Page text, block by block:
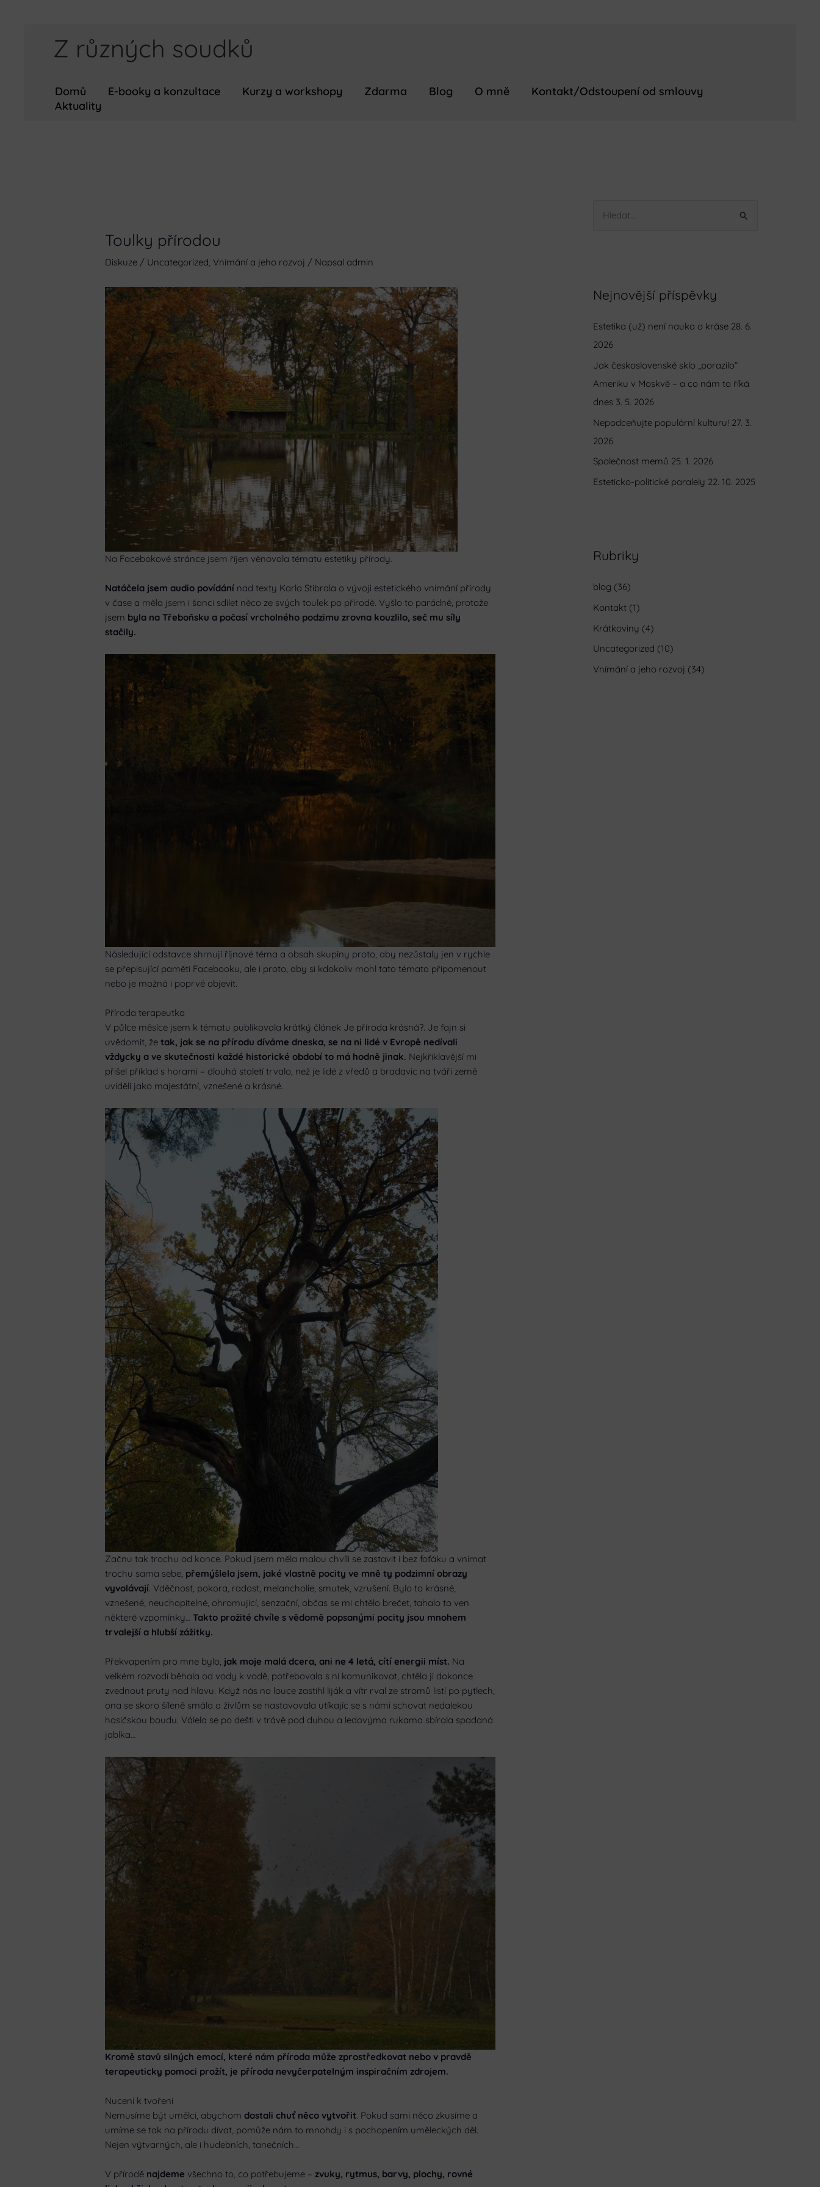
Z různých soudků
Domů E-booky a konzultace Kurzy a workshopy Zdarma Blog O mně
Kontakt/Odstoupení od smlouvy
Aktuality
Toulky přírodou
Diskuze / Uncategorized, Vnímání a jeho rozvoj / Napsal admin
Na Facebokové stránce jsem říjen věnovala tématu estetiky přírody.
Natáčela jsem audio povídání nad texty Karla Stibrala o vývoji estetického vnímání přírody
v čase a měla jsem i šanci sdílet něco ze svých toulek po přírodě. Vyšlo to parádně, protože
jsem byla na Třeboňsku a počasí vrcholného podzimu zrovna kouzlilo, seč mu síly
stačily.
Následující odstavce shrnují říjnové téma a obsah skupiny proto, aby nezůstaly jen v rychle
se přepisující paměti Facebooku, ale i proto, aby si kdokoliv mohl tato témata připomenout
nebo je možná i poprvé objevit.
Příroda terapeutka
V půlce měsíce jsem k tématu publikovala krátký článek Je příroda krásná?. Je fajn si
uvědomit, žetak, jak se na přírodu díváme dneska, se na ni lidé v Evropě nedívali
vždycky a ve skutečnosti každé historické období to má hodně jinak. Nejkřiklavější mi
přišel příklad s horami – dlouhá staletí trvalo, než je lidé z vředů a bradavic na tváři země
uviděli jako majestátní, vznešené a krásné.
Začnu tak trochu od konce. Pokud jsem měla malou chvíli se zastavit i bez foťáku a vnímat
trochu sama sebe, přemýšlela jsem, jaké vlastně pocity ve mně ty podzimní obrazy
vyvolávají. Vděčnost, pokora, radost, melancholie, smutek, vzrušení. Bylo to krásné,
vznešené, neuchopitelné, ohromující, senzační, občas se mi chtělo brečet, tahalo to ven
některé vzpomínky…Takto prožité chvíle s vědomě popsanými pocity jsou mnohem
trvalejší a hlubší zážitky.
Překvapením pro mne bylo, jak moje malá dcera, ani ne 4 letá, cítí energii míst. Na
velkém rozvodí běhala od vody k vodě, potřebovala s ní komunikovat, chtěla ji dokonce
zvednout pruty nad hlavu. Když nás na louce zastihl liják a vítr rval ze stromů listí po pytlech,
ona se skoro šíleně smála a živlům se nastavovala utíkajíc se s námi schovat nedalekou
hasičskou boudu. Válela se po dešti v trávě pod duhou a ledovýma rukama sbírala spadaná
jablka…
Kromě stavů silných emocí, které nám příroda může zprostředkovat nebo v pravdě
terapeuticky pomoci prožít, je příroda nevyčerpatelným inspiračním zdrojem.
Nucení k tvoření
Nemusíme být umělci, abychom dostali chuť něco vytvořit. Pokud sami něco zkusíme a
umíme se tak na přírodu dívat, pomůže nám to mnohdy i s pochopením uměleckých děl.
Nejen výtvarných, ale i hudebních, tanečních…
V přírodě najdeme všechno to, co potřebujeme –zvuky, rytmus, barvy, plochy, rovné
e
a
t
p
r
o
:
Nejnovější příspěvky
Estetika (už) není nauka o kráse 28. 6.
2026
Jak československé sklo „porazilo”
Ameriku v Moskvě – a co nám to říká
dnes 3. 5. 2026
Nepodceňujte populární kulturu! 27. 3.
2026
Společnost memů 25. 1. 2026
Esteticko-politické paralely 22. 10. 2025
Rubriky
blog (36)
Kontakt (1)
Krátkoviny (4)
Uncategorized (10)
Vnímání a jeho rozvoj (34)